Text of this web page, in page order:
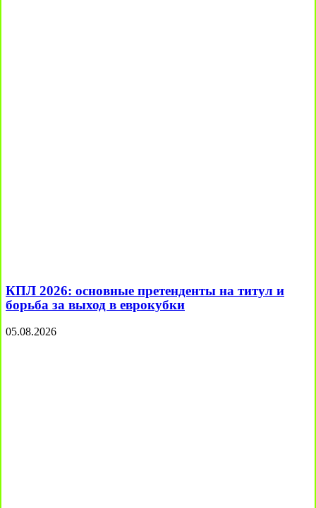
КПЛ 2026: основные претенденты на титул и
борьба за выход в еврокубки
05.08.2026